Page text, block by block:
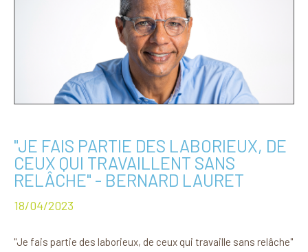
"JE FAIS PARTIE DES LABORIEUX, DE
CEUX QUI TRAVAILLENT SANS
RELÂCHE" - BERNARD LAURET
18/04/2023
"Je fais partie des laborieux, de ceux qui travaille sans relâche"